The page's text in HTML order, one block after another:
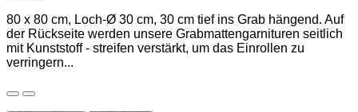
80 x 80 cm, Loch-Ø 30 cm, 30 cm tief ins Grab hängend. Auf
der Rückseite werden unsere Grabmattengarnituren seitlich
mit Kunststoff - streifen verstärkt, um das Einrollen zu
verringern...